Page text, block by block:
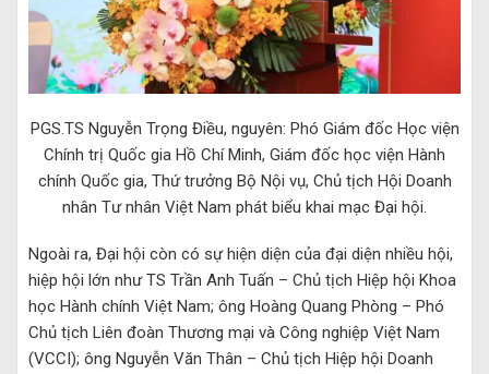
Chính trị Quốc gia Hồ Chí Minh, Giám đốc học viện Hành
chính Quốc gia, Thứ trưởng Bộ Nội vụ, Chủ tịch Hội Doanh
nhân Tư nhân Việt Nam phát biểu khai mạc Đại hội.
Ngoài ra, Đại hội còn có sự hiện diện của đại diện nhiều hội,
hiệp hội lớn như TS Trần Anh Tuấn – Chủ tịch Hiệp hội Khoa
học Hành chính Việt Nam; ông Hoàng Quang Phòng – Phó
Chủ tịch Liên đoàn Thương mại và Công nghiệp Việt Nam
(VCCI); ông Nguyễn Văn Thân – Chủ tịch Hiệp hội Doanh